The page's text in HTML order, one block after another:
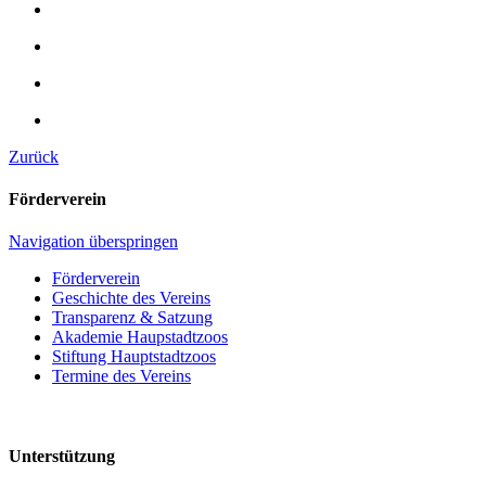
Zurück
Förderverein
Navigation überspringen
Förderverein
Geschichte des Vereins
Transparenz & Satzung
Akademie Haupstadtzoos
Stiftung Hauptstadtzoos
Termine des Vereins
Unterstützung